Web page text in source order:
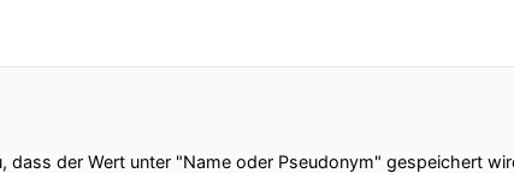
der Wert unter "Name oder Pseudonym" gespeichert